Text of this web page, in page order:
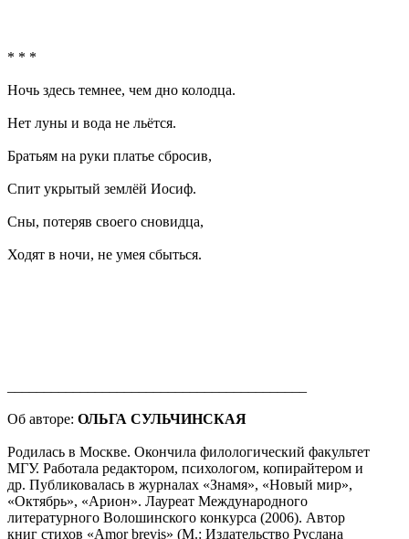
* * *
Ночь здесь темнее, чем дно колодца.
Нет луны и вода не льётся.
Братьям на руки платье сбросив,
Спит укрытый землёй Иосиф.
Сны, потеряв своего сновидца,
Ходят в ночи, не умея сбыться.
Об авторе: ОЛЬГА СУЛЬЧИНСКАЯ
Родилась в Москве. Окончила филологический факультет
МГУ. Работала редактором, психологом, копирайтером и
др. Публиковалась в журналах «Знамя», «Новый мир»,
«Октябрь», «Арион». Лауреат Международного
литературного Волошинского конкурса (2006). Автор
книг стихов «Amor brevis» (М.: Издательство Руслана